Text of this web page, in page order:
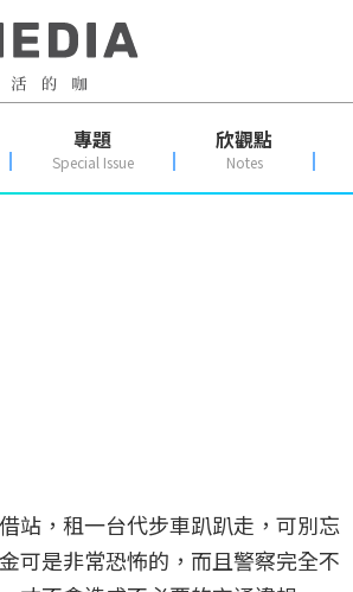
專題
Special Issue
欣觀點
Notes
站，租一台代步車趴趴走，可別忘
可是非常恐怖的，而且警察完全不